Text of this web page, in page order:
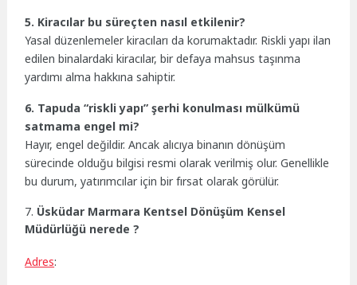
5. Kiracılar bu süreçten nasıl etkilenir?
Yasal düzenlemeler kiracıları da korumaktadır. Riskli yapı ilan
edilen binalardaki kiracılar, bir defaya mahsus taşınma
yardımı alma hakkına sahiptir.
6. Tapuda “riskli yapı” şerhi konulması mülkümü
satmama engel mi?
Hayır, engel değildir. Ancak alıcıya binanın dönüşüm
sürecinde olduğu bilgisi resmi olarak verilmiş olur. Genellikle
bu durum, yatırımcılar için bir fırsat olarak görülür.
7. Üsküdar Marmara Kentsel Dönüşüm Kensel
Müdürlüğü nerede ?
Adres: